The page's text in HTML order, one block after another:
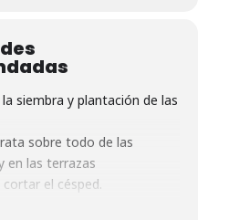
siembra y plantación de las
sobre todo de las
en las terrazas
el césped.